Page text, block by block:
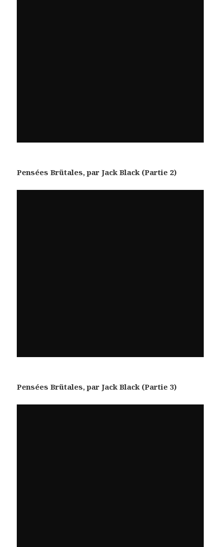
Pensées Brütales, par Jack Black (Partie 2)
Pensées Brütales, par Jack Black (Partie 3)